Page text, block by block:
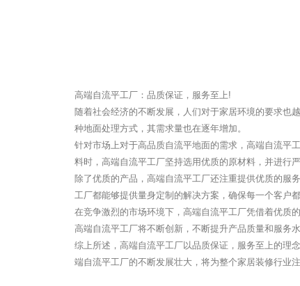
高端自流平工厂：品质保证，服务至上!
随着社会经济的不断发展，人们对于家居环境的要求也
种地面处理方式，其需求量也在逐年增加。
针对市场上对于高品质自流平地面的需求，高端自流平
料时，高端自流平工厂坚持选用优质的原材料，并进行
除了优质的产品，高端自流平工厂还注重提供优质的服
工厂都能够提供量身定制的解决方案，确保每一个客户
在竞争激烈的市场环境下，高端自流平工厂凭借着优质
高端自流平工厂将不断创新，不断提升产品质量和服务
综上所述，高端自流平工厂以品质保证，服务至上的理
端自流平工厂的不断发展壮大，将为整个家居装修行业